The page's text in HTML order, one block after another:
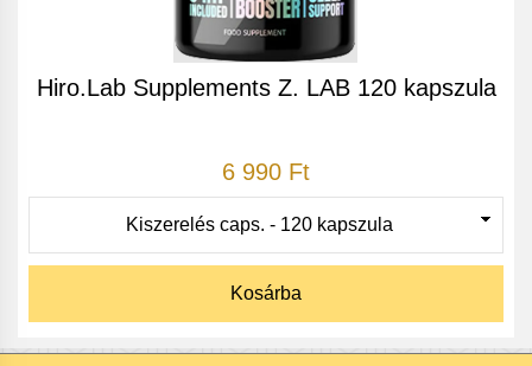
Hiro.Lab Supplements Z. LAB 120 kapszula
6 990 Ft
Kosárba